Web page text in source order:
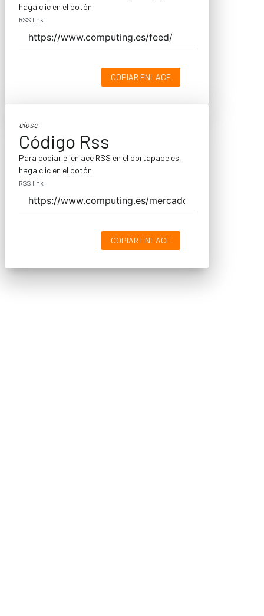
haga clic en el botón.
RSS link
COPIAR ENLACE
close
Código Rss
Para copiar el enlace RSS en el portapapeles,
haga clic en el botón.
RSS link
COPIAR ENLACE